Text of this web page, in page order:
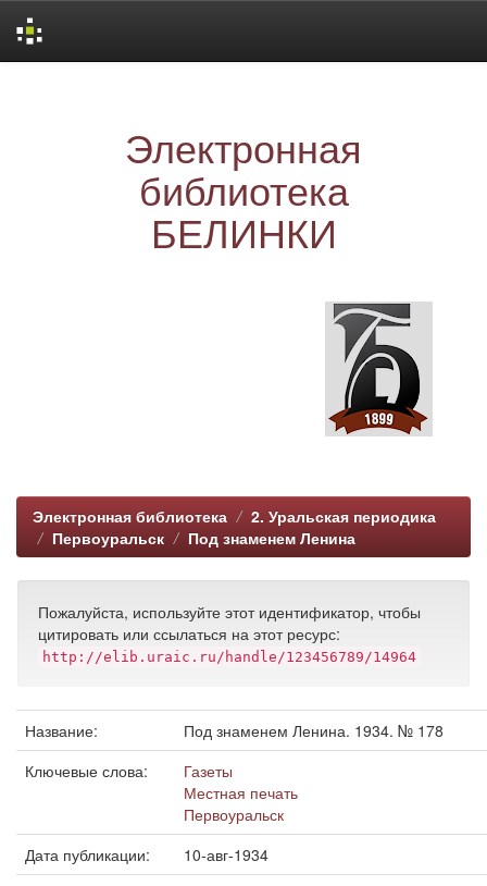
Электронная
библиотека
БЕЛИНКИ
Электронная библиотека
2. Уральская периодика
Первоуральск
Под знаменем Ленина
Пожалуйста, используйте этот идентификатор, чтобы
цитировать или ссылаться на этот ресурс:
http://elib.uraic.ru/handle/123456789/14964
Название:
Под знаменем Ленина. 1934. № 178
Ключевые слова:
Газеты
Местная печать
Первоуральск
Дата публикации:
10-авг-1934